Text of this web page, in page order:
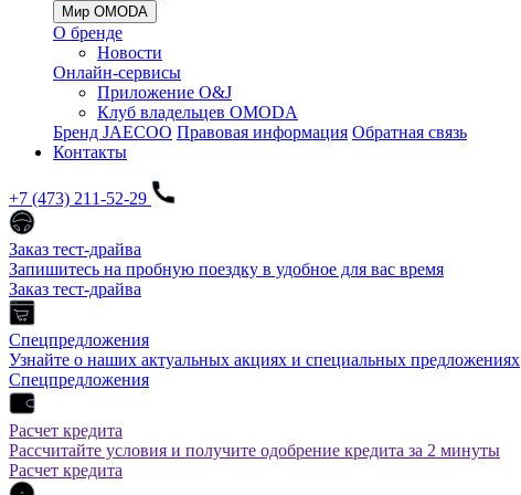
Мир OMODA
О бренде
Новости
Онлайн-сервисы
Приложение O&J
Клуб владельцев OMODA
Бренд JAECOO Правовая информация Обратная связь
Контакты
+7 (473) 211-52-29
Заказ тест-драйва
Запишитесь на пробную поездку в удобное для вас время
Заказ тест-драйва
Спецпредложения
Узнайте о наших актуальных акциях и специальных предложениях
Спецпредложения
Расчет кредита
Рассчитайте условия и получите одобрение кредита за 2 минуты
Расчет кредита